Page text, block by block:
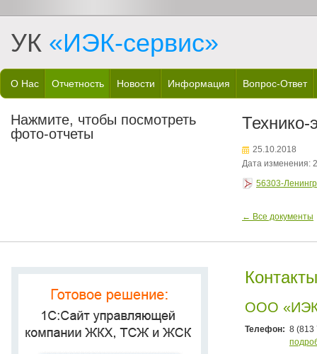
УК «ИЭК-сервис»
О Нас Отчетность Новости Информация Вопрос-Ответ
Нажмите, чтобы посмотреть
фото-отчеты
Технико-
25.10.2018
Дата изменения:
56303-
← Все документы
Контакты
ООО
Телефон: 8 (813